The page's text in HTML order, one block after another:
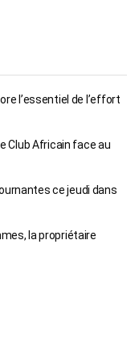
l’essentiel de l’effort
Club Africain face au
ce jeudi dans
la propriétaire